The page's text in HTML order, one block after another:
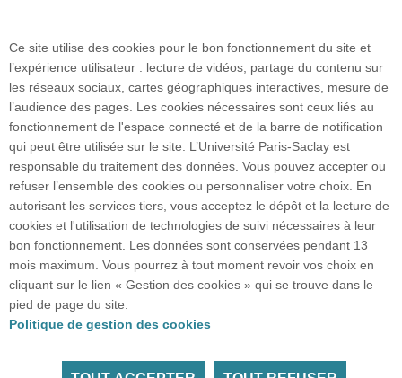
saclay.fr
Accès : RER B Le Guichet
Plan google maps
Plan du site
Accueil des publics internationaux
Ce site utilise des cookies pour le bon fonctionnement du site et
l’expérience utilisateur : lecture de vidéos, partage du contenu sur
les réseaux sociaux, cartes géographiques interactives, mesure de
l’audience des pages. Les cookies nécessaires sont ceux liés au
fonctionnement de l'espace connecté et de la barre de notification
qui peut être utilisée sur le site. L’Université Paris-Saclay est
responsable du traitement des données. Vous pouvez accepter ou
refuser l’ensemble des cookies ou personnaliser votre choix. En
autorisant les services tiers, vous acceptez le dépôt et la lecture de
cookies et l'utilisation de technologies de suivi nécessaires à leur
bon fonctionnement. Les données sont conservées pendant 13
mois maximum. Vous pourrez à tout moment revoir vos choix en
cliquant sur le lien « Gestion des cookies » qui se trouve dans le
pied de page du site.
Politique de gestion des cookies